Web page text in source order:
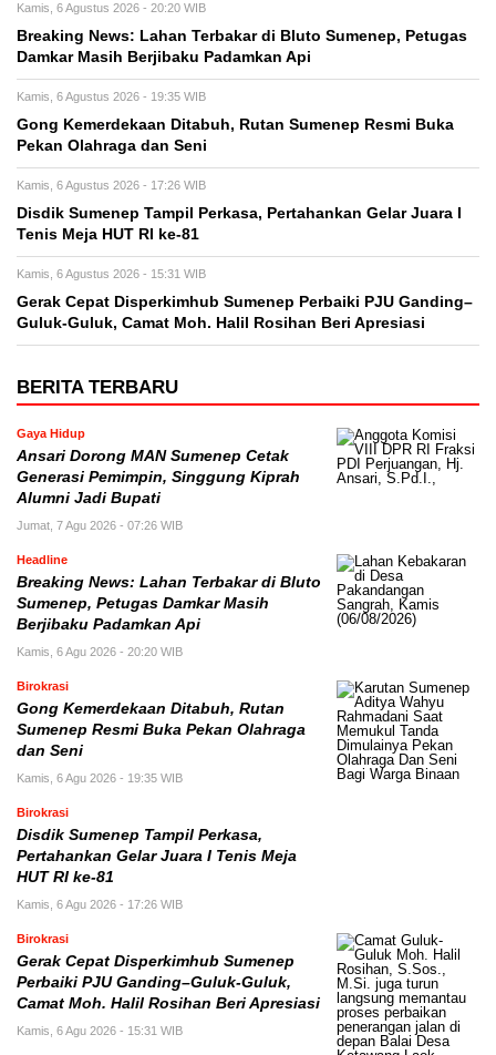
Kamis, 6 Agustus 2026 - 20:20 WIB
Breaking News: Lahan Terbakar di Bluto Sumenep, Petugas
Damkar Masih Berjibaku Padamkan Api
Kamis, 6 Agustus 2026 - 19:35 WIB
Gong Kemerdekaan Ditabuh, Rutan Sumenep Resmi Buka
Pekan Olahraga dan Seni
Kamis, 6 Agustus 2026 - 17:26 WIB
Disdik Sumenep Tampil Perkasa, Pertahankan Gelar Juara I
Tenis Meja HUT RI ke-81
Kamis, 6 Agustus 2026 - 15:31 WIB
Gerak Cepat Disperkimhub Sumenep Perbaiki PJU Ganding–
Guluk-Guluk, Camat Moh. Halil Rosihan Beri Apresiasi
BERITA TERBARU
Gaya Hidup
Ansari Dorong MAN Sumenep Cetak
Generasi Pemimpin, Singgung Kiprah
Alumni Jadi Bupati
Jumat, 7 Agu 2026 - 07:26 WIB
Headline
Breaking News: Lahan Terbakar di Bluto
Sumenep, Petugas Damkar Masih
Berjibaku Padamkan Api
Kamis, 6 Agu 2026 - 20:20 WIB
Birokrasi
Gong Kemerdekaan Ditabuh, Rutan
Sumenep Resmi Buka Pekan Olahraga
dan Seni
Kamis, 6 Agu 2026 - 19:35 WIB
Birokrasi
Disdik Sumenep Tampil Perkasa,
Pertahankan Gelar Juara I Tenis Meja
HUT RI ke-81
Kamis, 6 Agu 2026 - 17:26 WIB
Birokrasi
Gerak Cepat Disperkimhub Sumenep
Perbaiki PJU Ganding–Guluk-Guluk,
Camat Moh. Halil Rosihan Beri Apresiasi
Kamis, 6 Agu 2026 - 15:31 WIB